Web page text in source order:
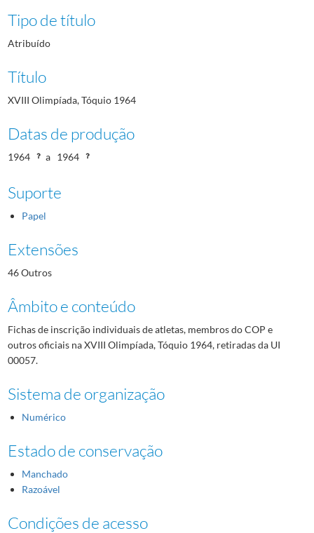
Tipo de título
Atribuído
Título
XVIII Olimpíada, Tóquio 1964
Datas de produção
1964 a 1964
Suporte
Papel
Extensões
46 Outros
Âmbito e conteúdo
Fichas de inscrição individuais de atletas, membros do COP e
outros oficiais na XVIII Olimpíada, Tóquio 1964, retiradas da UI
00057.
Sistema de organização
Numérico
Estado de conservação
Manchado
Razoável
Condições de acesso